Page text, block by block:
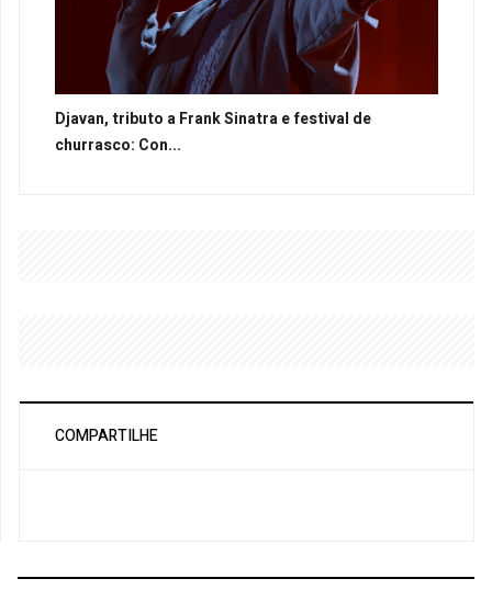
Djavan, tributo a Frank Sinatra e festival de
churrasco: Con...
COMPARTILHE